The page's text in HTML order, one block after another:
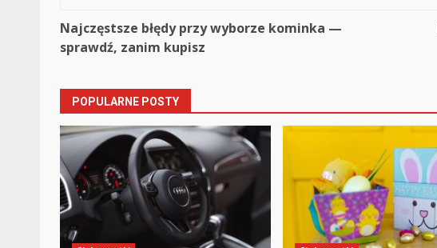
Continue
Reading
Najczęstsze błędy przy wyborze kominka —
sprawdź, zanim kupisz
POPULARNE POSTY